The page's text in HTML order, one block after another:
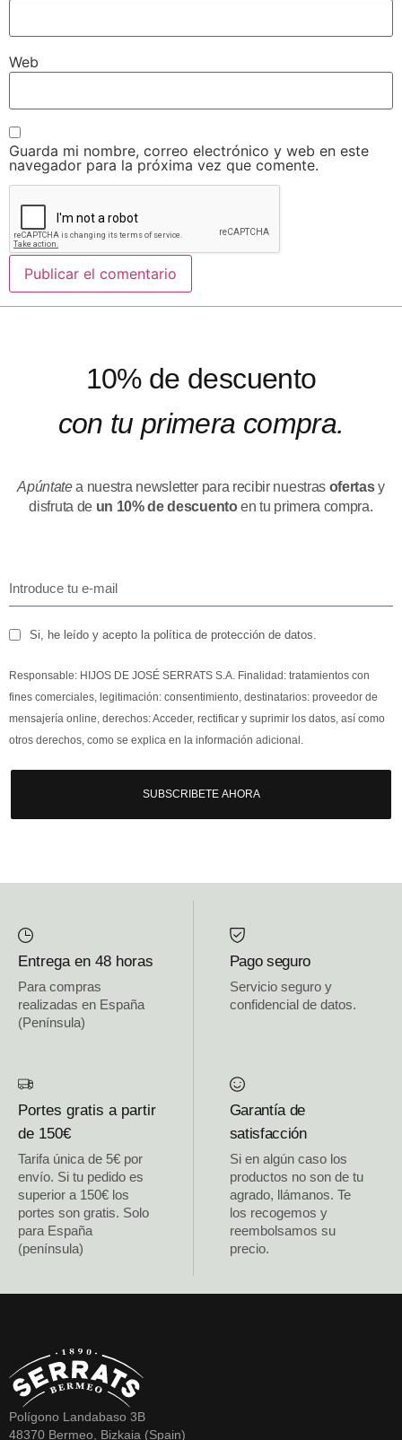
Web
Guarda mi nombre, correo electrónico y web en este
navegador para la próxima vez que comente.
10% de descuento
con tu primera compra.
Apúntatea nuestra newsletter para recibir nuestras ofertasy
disfruta de un 10% de descuentoen tu primera compra.
Si, he leído y acepto la política de protección de datos.
Responsable: HIJOS DE JOSÉ SERRATS S.A. Finalidad: tratamientos con
fines comerciales, legitimación: consentimiento, destinatarios: proveedor de
mensajería online, derechos: Acceder, rectificar y suprimir los datos, así como
otros derechos, como se explica en la información adicional.
SUBSCRIBETE AHORA
Entrega en 48 horas
Para compras
realizadas en España
(Península)
Pago seguro
Servicio seguro y
confidencial de datos.
Portes gratis a partir
de 150€
Tarifa única de 5€ por
envío. Si tu pedido es
superior a 150€ los
portes son gratis. Solo
para España
(península)
Garantía de
satisfacción
Si en algún caso los
productos no son de tu
agrado, llámanos. Te
los recogemos y
reembolsamos su
precio.
Polígono Landabaso 3B
48370 Bermeo, Bizkaia (Spain)